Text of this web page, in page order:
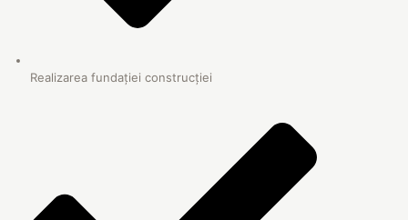
Realizarea fundației construcției